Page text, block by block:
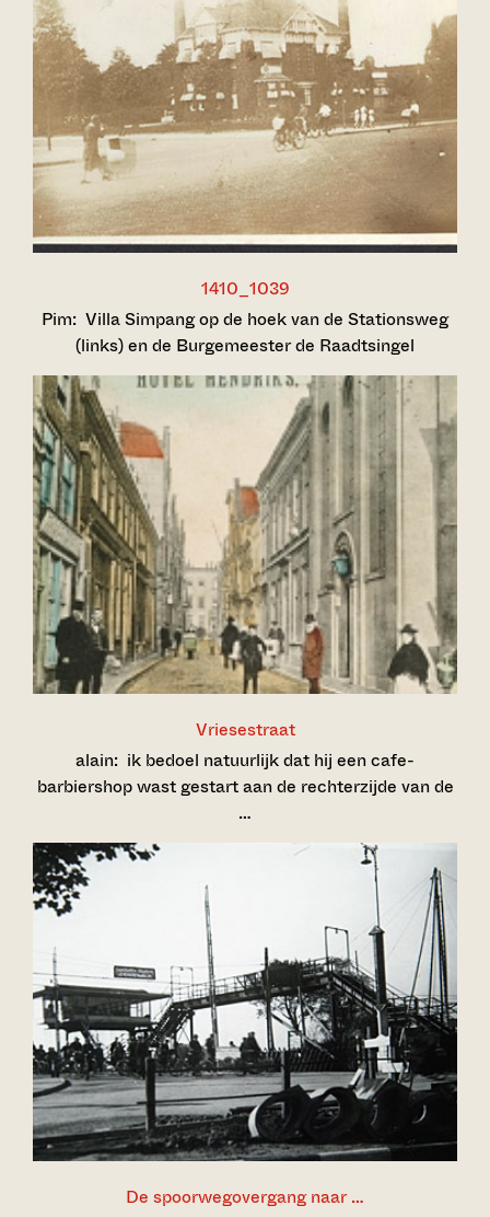
1410_1039
Pim: Villa Simpang op de hoek van de Stationsweg
(links) en de Burgemeester de Raadtsingel
Vriesestraat
alain: ik bedoel natuurlijk dat hij een cafe-
barbiershop wast gestart aan de rechterzijde van de
…
De spoorwegovergang naar …